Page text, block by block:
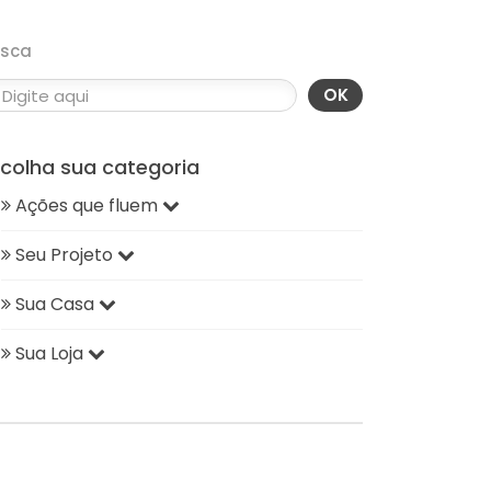
OK
sua categoria
Ações que fluem
Seu Projeto
Sua Casa
Sua Loja